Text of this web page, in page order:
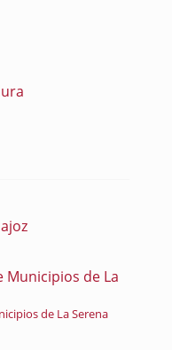
de La
de La Serena